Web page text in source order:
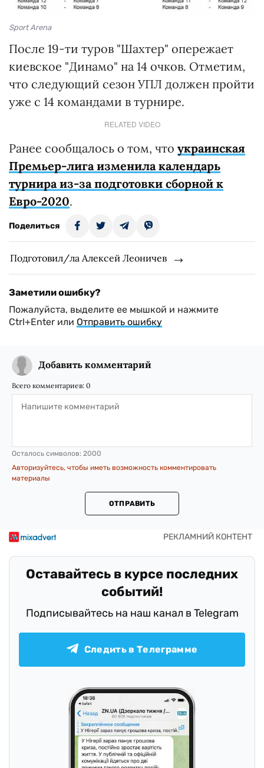
Sport Arena
После 19-ти туров "Шахтер" опережает
киевское "Динамо" на 14 очков. Отметим,
что следующий сезон УПЛ должен пройти
уже с 14 командами в турнире.
RELATED VIDEO
Ранее сообщалось о том, что украинская
Премьер-лига изменила календарь
турнира из-за подготовки сборной к
Евро-2020.
Поделиться
Подготовил/ла Алексей Леоничев
Заметили ошибку?
Пожалуйста, выделите ее мышкой и нажмите
Ctrl+Enter или Отправить ошибку
Добавить комментарий
Всего комментариев: 0
Осталось символов: 2000
Авторизуйтесь, чтобы иметь возможность комментировать
материалы
ОТПРАВИТЬ
Оставайтесь в курсе последних
событий!
Подписывайтесь на наш канал в Telegram
Следить в Телеграмме